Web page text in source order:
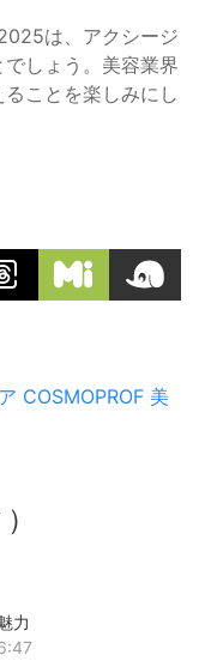
は、アクシージ
しょう。美容業界
ことを楽しみにし
COSMOPROF 美
力